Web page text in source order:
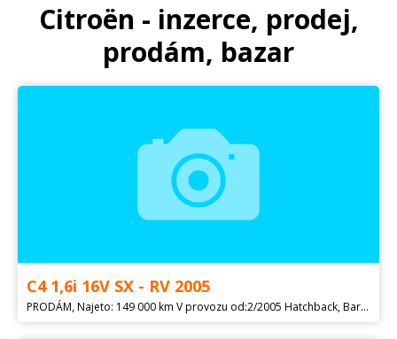
Citroën - inzerce, prodej,
prodám, bazar
C4 1,6i 16V SX - RV 2005
PRODÁM, Najeto: 149 000 km V provozu od:2/2005 Hatchback, Barva: Modrá Metalíza Klimatizace: Manuální, 6 airbagů Palivo: Benzín, Objem: 1 587 ccm Výkon: 80 kW (109 koní) Převodovka: Manuální, 5 stupňová EURO 3 - bez poplatku, Země původu: Německo, STK: 8/2024 Výbava vozu: ABS, Tempomat, Dálkové centrální zamykání, Imobilizér, Deaktivace airbagu spolujezdce, El. ovládání oken, El. ovládání zrcátek, Nastavitelný volant, Posilovač řízení, Venkovní teploměrPalubní počítač, Dělená zadní sedadla, Výškově nastavitelné sedadlo řidiče, Tónovaná skla, Zadní stěrač